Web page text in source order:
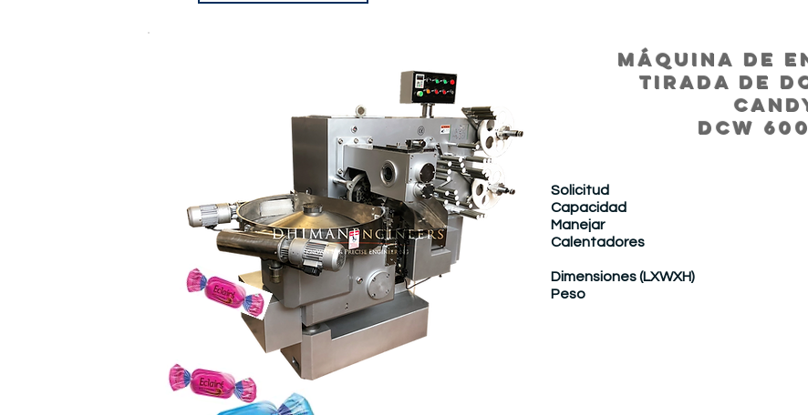
MÁQUINA DE
TIRADA DE
DCW
Solicitud
Capacidad
Manejar
Calentadores
Dimensiones (LXWXH)
Peso